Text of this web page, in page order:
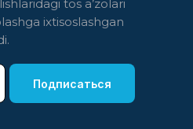
tos a’zolari
ixtisoslashgan
Подписаться